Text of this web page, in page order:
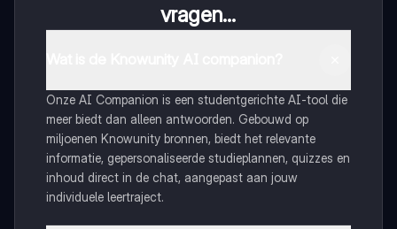
vragen...
Onze AI Companion is een studentgerichte AI-tool die
meer biedt dan alleen antwoorden. Gebouwd op
miljoenen Knowunity bronnen, biedt het relevante
informatie, gepersonaliseerde studieplannen, quizzes en
inhoud direct in de chat, aangepast aan jouw
individuele leertraject.